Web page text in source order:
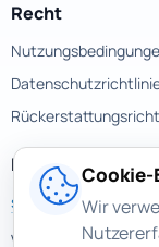
Recht
Kontakte
Velyka Vasylkivska
Wir